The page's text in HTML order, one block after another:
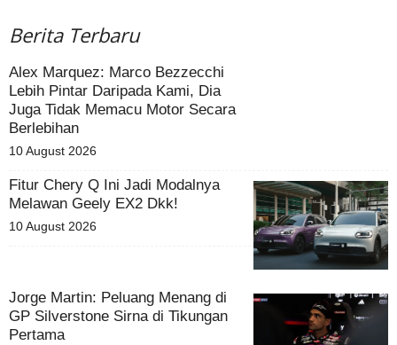
Berita Terbaru
Alex Marquez: Marco Bezzecchi
Lebih Pintar Daripada Kami, Dia
Juga Tidak Memacu Motor Secara
Berlebihan
10 August 2026
Fitur Chery Q Ini Jadi Modalnya
Melawan Geely EX2 Dkk!
10 August 2026
Jorge Martin: Peluang Menang di
GP Silverstone Sirna di Tikungan
Pertama